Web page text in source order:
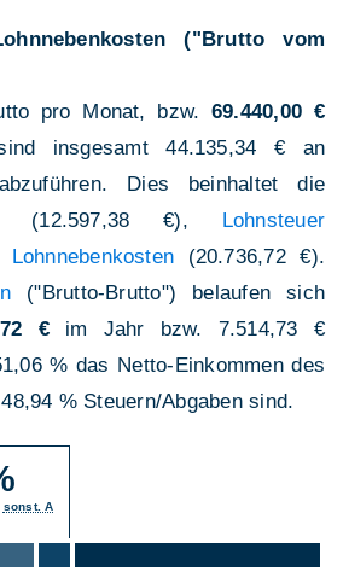
("Brutto vom
pro Monat, bzw. 69.440,00 €
insgesamt 44.135,34 € an
Dies beinhaltet die
(12.597,38 €),
Lohnsteuer
Lohnnebenkosten (20.736,72 €).
("Brutto-Brutto") belaufen sich
€im Jahr bzw. 7.514,73 €
% das Netto-Einkommen des
% Steuern/Abgaben sind.
sonst. A